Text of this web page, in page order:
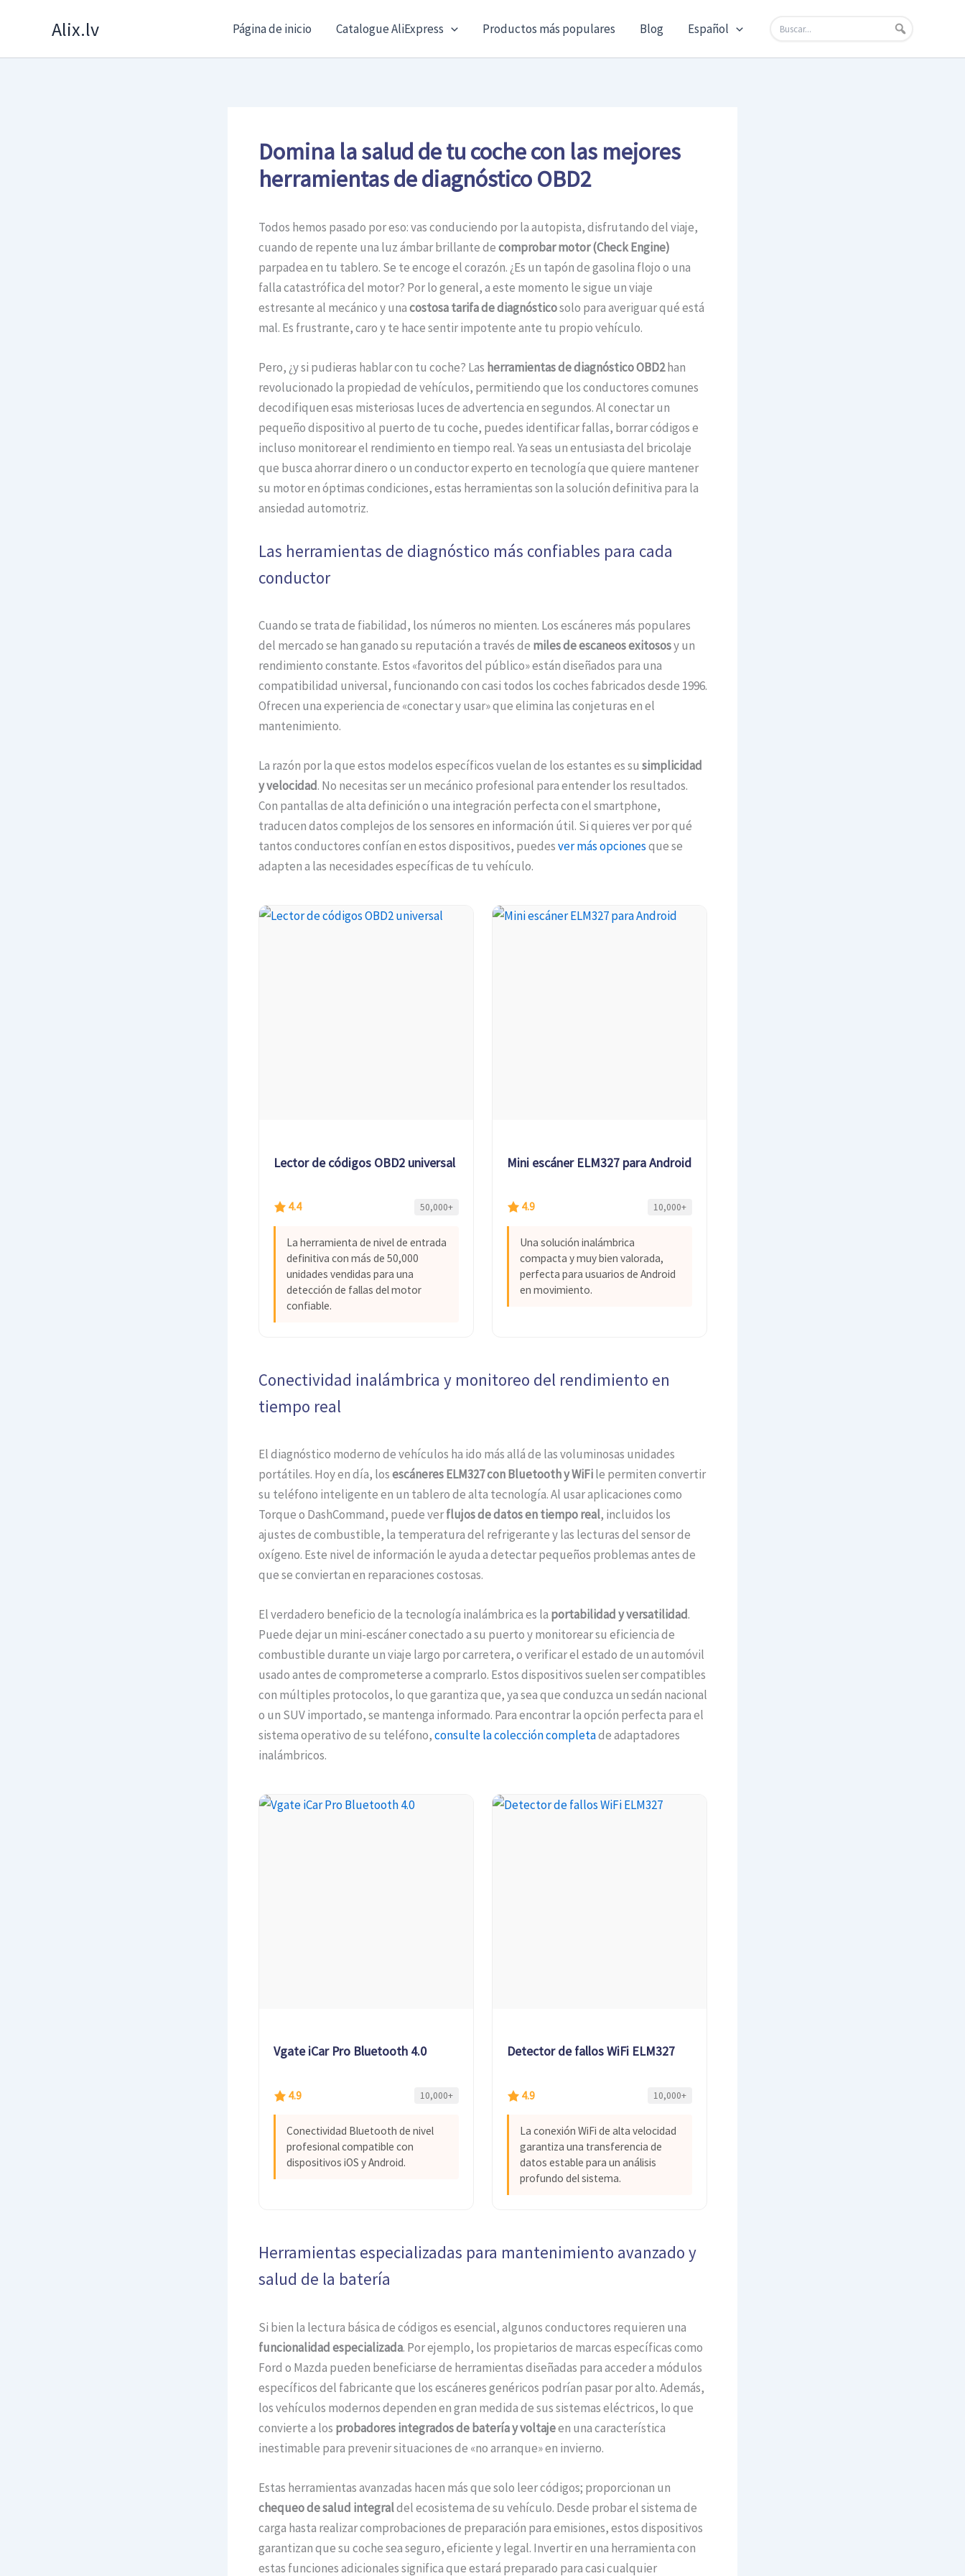
Alix.lv Página de inicio Catalogue AliExpress Productos más populares Blog Español
Domina la salud de tu coche con las mejores
herramientas de diagnóstico OBD2
Todos hemos pasado por eso: vas conduciendo por la autopista, disfrutando del viaje,
cuando de repente una luz ámbar brillante decomprobar motor (Check Engine)
parpadea en tu tablero. Se te encoge el corazón. ¿Es un tapón de gasolina flojo o una
falla catastrófica del motor? Por lo general, a este momento le sigue un viaje
estresante al mecánico y unacostosa tarifa de diagnósticosolo para averiguar qué está
mal. Es frustrante, caro y te hace sentir impotente ante tu propio vehículo.
Pero, ¿y si pudieras hablar con tu coche? Las herramientas de diagnóstico OBD2han
revolucionado la propiedad de vehículos, permitiendo que los conductores comunes
decodifiquen esas misteriosas luces de advertencia en segundos. Al conectar un
pequeño dispositivo al puerto de tu coche, puedes identificar fallas, borrar códigos e
incluso monitorear el rendimiento en tiempo real. Ya seas un entusiasta del bricolaje
que busca ahorrar dinero o un conductor experto en tecnología que quiere mantener
su motor en óptimas condiciones, estas herramientas son la solución definitiva para la
ansiedad automotriz.
Las herramientas de diagnóstico más confiables para cada
conductor
Cuando se trata de fiabilidad, los números no mienten. Los escáneres más populares
del mercado se han ganado su reputación a través de miles de escaneos exitososy un
rendimiento constante. Estos «favoritos del público» están diseñados para una
compatibilidad universal, funcionando con casi todos los coches fabricados desde 1996.
Ofrecen una experiencia de «conectar y usar» que elimina las conjeturas en el
mantenimiento.
La razón por la que estos modelos específicos vuelan de los estantes es su simplicidad
y velocidad. No necesitas ser un mecánico profesional para entender los resultados.
Con pantallas de alta definición o una integración perfecta con el smartphone,
traducen datos complejos de los sensores en información útil. Si quieres ver por qué
tantos conductores confían en estos dispositivos, puedesver más opcionesque se
adapten a las necesidades específicas de tu vehículo.
Lector de códigos OBD2 universal
4.4 50,000+
La herramienta de nivel de entrada
definitiva con más de 50,000
unidades vendidas para una
detección de fallas del motor
confiable.
Mini escáner ELM327 para Android
4.9 10,000+
Una solución inalámbrica
compacta y muy bien valorada,
perfecta para usuarios de Android
en movimiento.
Conectividad inalámbrica y monitoreo del rendimiento en
tiempo real
El diagnóstico moderno de vehículos ha ido más allá de las voluminosas unidades
portátiles. Hoy en día, losescáneres ELM327 con Bluetooth y WiFile permiten convertir
su teléfono inteligente en un tablero de alta tecnología. Al usar aplicaciones como
Torque o DashCommand, puede verflujos de datos en tiempo real, incluidos los
ajustes de combustible, la temperatura del refrigerante y las lecturas del sensor de
oxígeno. Este nivel de información le ayuda a detectar pequeños problemas antes de
que se conviertan en reparaciones costosas.
El verdadero beneficio de la tecnología inalámbrica es la portabilidad y versatilidad.
Puede dejar un mini-escáner conectado a su puerto y monitorear su eficiencia de
combustible durante un viaje largo por carretera, o verificar el estado de un automóvil
usado antes de comprometerse a comprarlo. Estos dispositivos suelen ser compatibles
con múltiples protocolos, lo que garantiza que, ya sea que conduzca un sedán nacional
o un SUV importado, se mantenga informado. Para encontrar la opción perfecta para el
sistema operativo de su teléfono,consulte la colección completade adaptadores
inalámbricos.
Vgate iCar Pro Bluetooth 4.0
4.9 10,000+
Conectividad Bluetooth de nivel
profesional compatible con
dispositivos iOS y Android.
Detector de fallos WiFi ELM327
4.9 10,000+
La conexión WiFi de alta velocidad
garantiza una transferencia de
datos estable para un análisis
profundo del sistema.
Herramientas especializadas para mantenimiento avanzado y
salud de la batería
Si bien la lectura básica de códigos es esencial, algunos conductores requieren una
funcionalidad especializada. Por ejemplo, los propietarios de marcas específicas como
Ford o Mazda pueden beneficiarse de herramientas diseñadas para acceder a módulos
específicos del fabricante que los escáneres genéricos podrían pasar por alto. Además,
los vehículos modernos dependen en gran medida de sus sistemas eléctricos, lo que
convierte a los probadores integrados de batería y voltajeen una característica
inestimable para prevenir situaciones de «no arranque» en invierno.
Estas herramientas avanzadas hacen más que solo leer códigos; proporcionan un
chequeo de salud integraldel ecosistema de su vehículo. Desde probar el sistema de
carga hasta realizar comprobaciones de preparación para emisiones, estos dispositivos
garantizan que su coche sea seguro, eficiente y legal. Invertir en una herramienta con
estas funciones adicionales significa que estará preparado para casi cualquier